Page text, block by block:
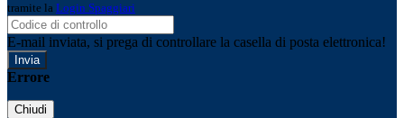
tramite la Login Spaggiari
E-mail inviata, si prega di controllare la casella di posta elettronica!
Errore
Chiudi